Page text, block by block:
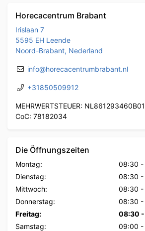
Horecacentrum Brabant
Irislaan 7
5595 EH Leende
Noord-Brabant, Nederland
info@horecacentrumbrabant.nl
+31850509912
MEHRWERTSTEUER: NL861293460B01
CoC: 78182034
Die Öffnungszeiten
Montag: 08:30 -
Dienstag:
08:30 -
Mittwoch:
08:30 -
Donnerstag:
08:30 -
Freitag:
08:30 -
Samstag:
09:00 -